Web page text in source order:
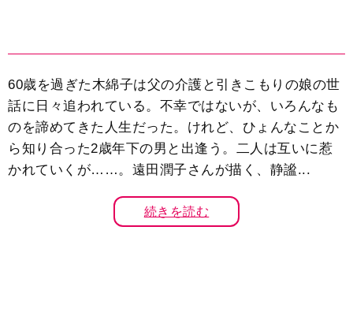
60歳を過ぎた木綿子は父の介護と引きこもりの娘の世
話に日々追われている。不幸ではないが、いろんなも
のを諦めてきた人生だった。けれど、ひょんなことか
ら知り合った2歳年下の男と出逢う。二人は互いに惹
かれていくが……。遠田潤子さんが描く、静謐...
続きを読む